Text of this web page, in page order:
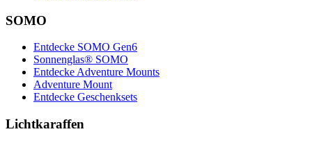
SOMO
Entdecke SOMO Gen6
Sonnenglas® SOMO
Entdecke Adventure Mounts
Adventure Mount
Entdecke Geschenksets
Lichtkaraffen